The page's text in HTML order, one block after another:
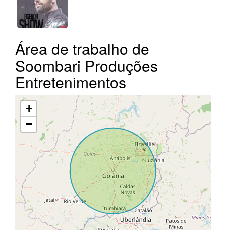
Área de trabalho de
Soombari Produções
Entretenimentos
+
−